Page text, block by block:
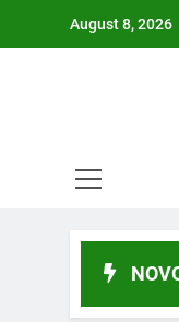
August 8, 2026
i “suhi štap”